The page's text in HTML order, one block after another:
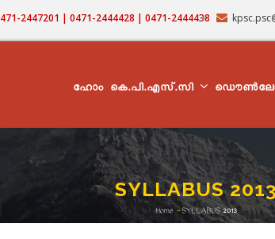
2447201 | 0471-2444428 | 0471-2444438
NAVIGATION
ഹോം കെ.പി.എസ്.സി
SYLLABUS
Home -SYLLABUS 2013